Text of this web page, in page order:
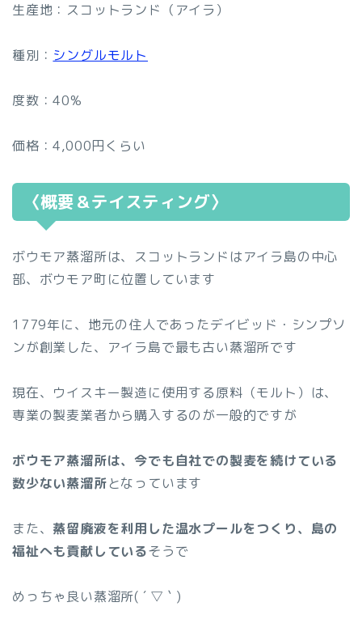
生産地：スコットランド（アイラ）
種別： シングルモルト
度数：40%
価格：4,000円くらい
〈概要＆テイスティング〉
ボウモア蒸溜所は、スコットランドはアイラ島の中心
部、ボウモア町に位置しています
1779年に、地元の住人であったデイビッド・シンプソ
ンが創業した、アイラ島で最も古い蒸溜所です
現在、ウイスキー製造に使用する原料（モルト）は、
専業の製麦業者から購入するのが一般的ですが
ボウモア蒸溜所は、今でも自社での製麦を続けている
数少ない蒸溜所となっています
また、 蒸留廃液を利用した温水プールをつくり、島の
福祉へも貢献しているそうで
めっちゃ良い蒸溜所( ´ ▽ ` )